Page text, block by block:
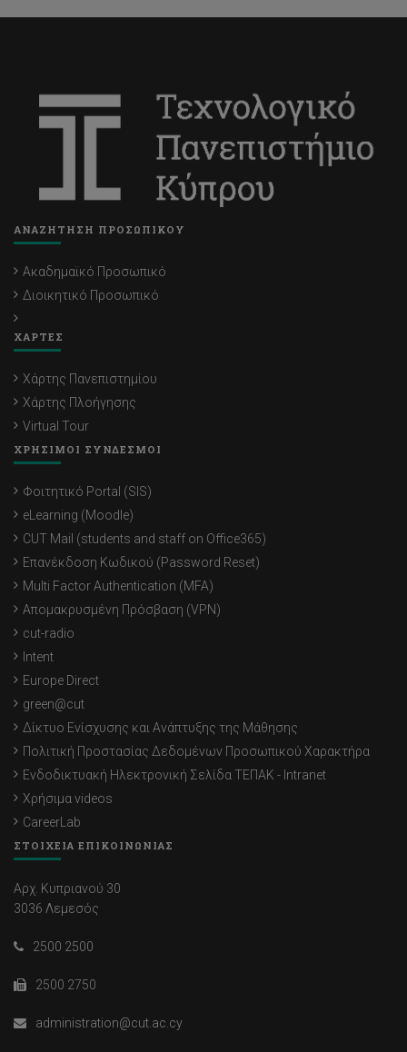
ΑΝΑΖΗΤΗΣΗ ΠΡΟΣΩΠΙΚΟΥ
Ακαδημαϊκό Προσωπικό
Διοικητικό Προσωπικό
ΧΑΡΤΕΣ
Χάρτης Πανεπιστημίου
Χάρτης Πλοήγησης
Virtual Tour
ΧΡΗΣΙΜΟΙ ΣΥΝΔΕΣΜΟΙ
Φοιτητικό Portal (SIS)
eLearning (Moodle)
CUT Mail (students and staff on Office365)
Επανέκδοση Κωδικού (Password Reset)
Multi Factor Authentication (MFA)
Απομακρυσμένη Πρόσβαση (VPN)
cut-radio
Intent
Europe Direct
green@cut
Δίκτυο Ενίσχυσης και Ανάπτυξης της Μάθησης
Πολιτική Προστασίας Δεδομένων Προσωπικού Χαρακτήρα
Ενδοδικτυακή Ηλεκτρονική Σελίδα ΤΕΠΑΚ - Intranet
Χρήσιμα videos
CareerLab
ΣΤΟΙΧΕΙΑ ΕΠΙΚΟΙΝΩΝΙΑΣ
Αρχ. Κυπριανού 30
3036 Λεμεσός
2500 2500
2500 2750
administration@cut.ac.cy